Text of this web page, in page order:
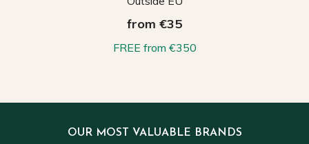
from €35
FREE from €350
OUR MOST VALUABLE BRANDS